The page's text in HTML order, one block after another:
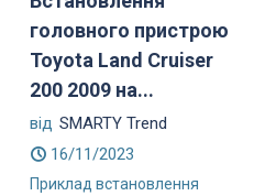
головного пристрою
Toyota Land Cruiser
200 2009 на...
від SMARTY Trend
16/11/2023
Приклад встановлення